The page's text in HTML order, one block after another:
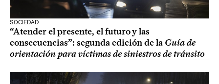
SOCIEDAD
“Atender el presente, el futuro y las
consecuencias”: segunda edición de la Guía de
orientación para víctimas de siniestros de tránsito